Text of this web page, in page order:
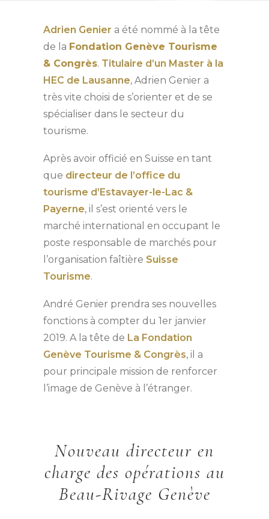
Adrien Genier a été nommé à la tête
de la Fondation Genève Tourisme
& Congrès. Titulaire d’un Master à la
HEC de Lausanne, Adrien Genier a
très vite choisi de s’orienter et de se
spécialiser dans le secteur du
tourisme.
Après avoir officié en Suisse en tant
que directeur de l’office du
tourisme d’Estavayer-le-Lac &
Payerne, il s’est orienté vers le
marché international en occupant le
poste responsable de marchés pour
l’organisation faîtière Suisse
Tourisme.
André Genier prendra ses nouvelles
fonctions à compter du 1er janvier
2019. A la tête de La Fondation
Genève Tourisme & Congrès, il a
pour principale mission de renforcer
l’image de Genève à l’étranger.
Nouveau directeur en
charge des opérations au
Beau-Rivage Genève